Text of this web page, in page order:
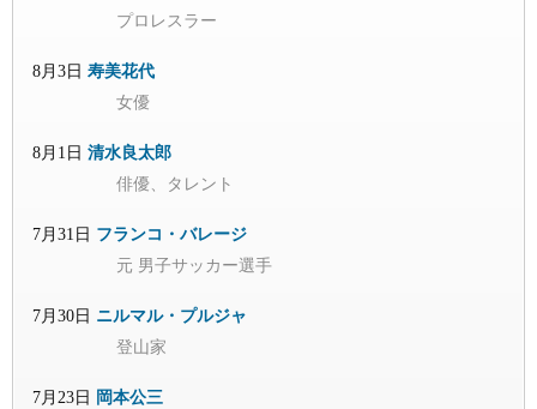
プロレスラー
8月3日 寿美花代
女優
8月1日 清水良太郎
俳優、タレント
7月31日 フランコ・バレージ
元 男子サッカー選手
7月30日 ニルマル・プルジャ
登山家
7月23日 岡本公三